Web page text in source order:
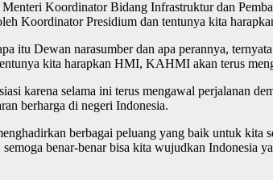
Menteri Koordinator Bidang Infrastruktur dan
Koordinator Presidium dan tentunya kita
itu Dewan narasumber dan apa perannya,
kita harapkan HMI, KAHMI akan terus
karena selama ini terus mengawal perjalanan
berharga di negeri Indonesia.
berbagai peluang yang baik untuk kita
benar-benar bisa kita wujudkan Indonesia